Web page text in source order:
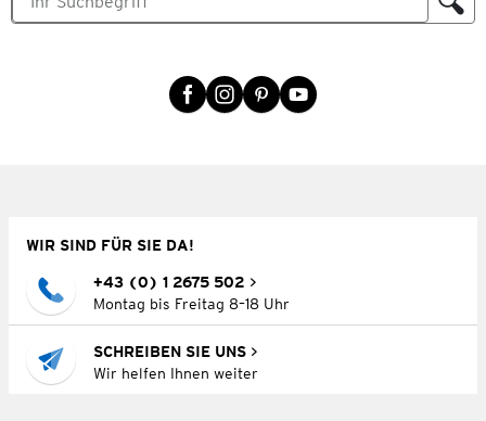
WIR SIND FÜR SIE DA!
+43 (0) 1 2675 502
Montag bis Freitag 8–18 Uhr
SCHREIBEN SIE UNS
Wir helfen Ihnen weiter